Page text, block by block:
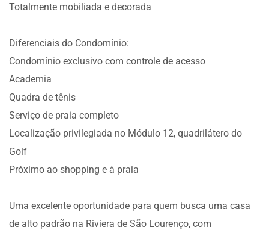
Totalmente mobiliada e decorada
Diferenciais do Condomínio:
Condomínio exclusivo com controle de acesso
Academia
Quadra de tênis
Serviço de praia completo
Localização privilegiada no Módulo 12, quadrilátero do
Golf
Próximo ao shopping e à praia
Uma excelente oportunidade para quem busca uma casa
de alto padrão na Riviera de São Lourenço, com